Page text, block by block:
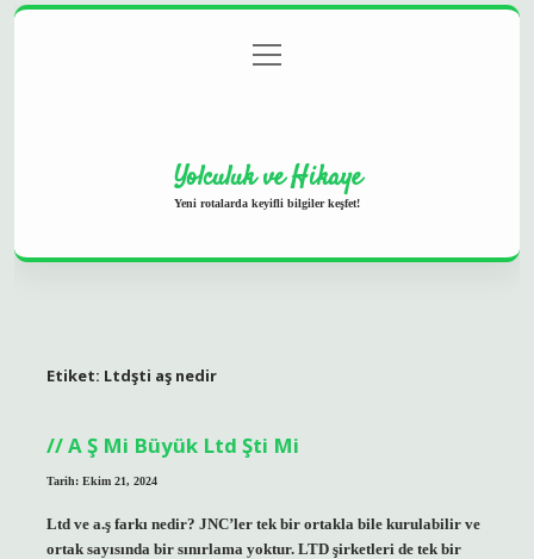
Gizlilik Politikası
menüyü
aç
Yolculuk ve Hikaye
Yeni rotalarda keyifli bilgiler keşfet!
Etiket: Ltdşti aş nedir
A Ş Mi Büyük Ltd Şti Mi
Tarih: Ekim 21, 2024
Ltd ve a.ş farkı nedir? JNC’ler tek bir ortakla bile kurulabilir ve
ortak sayısında bir sınırlama yoktur. LTD şirketleri de tek bir